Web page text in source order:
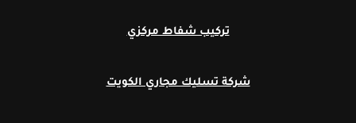
تركيب شفاط مركزي
شركة تسليك مجاري الكويت